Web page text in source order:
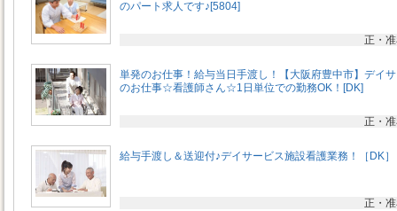
のパート求人です♪[5804]
正・
単発のお仕事！給与当日手渡し！【大阪府豊中市】デイ
のお仕事☆看護師さん☆1日単位での勤務OK！[DK]
正・
給与手渡し＆送迎付♪デイサービス施設看護業務！［DK］
正・